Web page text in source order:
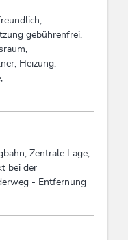
gebührenfrei,
Heizung,
Zentrale Lage,
bei der
- Entfernung